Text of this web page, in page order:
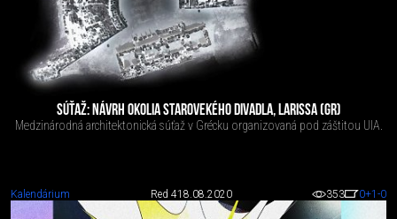
SÚŤAŽ: NÁVRH OKOLIA STAROVEKÉHO DIVADLA, LARISSA (GR)
Medzinárodná architektonická súťaž v Grécku organizovaná pod záštitou UIA.
Kalendárium Red 418.08.2020 353 0+1 -0